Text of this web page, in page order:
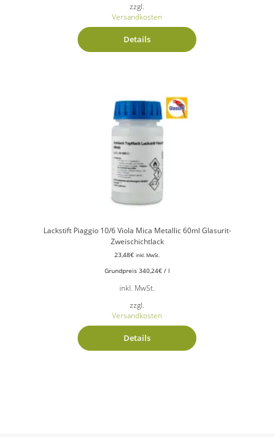
zzgl.
Versandkosten
Details
Lackstift Piaggio 10/6 Viola Mica Metallic 60ml Glasurit-
Zweischichtlack
23,48€ inkl. MwSt.
Grundpreis 340,24€/ l
inkl. MwSt.
zzgl.
Versandkosten
Details